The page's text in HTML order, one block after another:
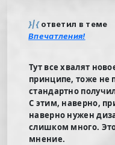
}|{ответил в теме
Впечатления!
Тут все хвалят
принципе, тоже не
стандартно
С этим, наверно,
наверно нужен
слишком много.
мнение.